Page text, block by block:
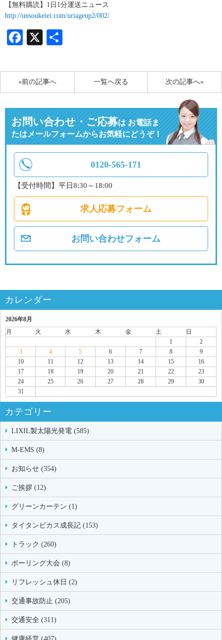
【無料購読】1日1分運送ニュース
http://unsoukeiei.com/uriageup2/002/
Facebook
X
«前の記事へ 次の記事へ»
一覧へ戻る
お問い合わせ・ご応募はお電話ま
たはメールフォームからお気軽にどうぞ！
0120-565-171
【受付時間】平日8:30～18:00
求人応募フォーム
お問い合わせフォーム
カレンダー
2026年8月
月
火 水 木 金 土
日
1
2
3
4 5 6 7 8
9
10
11 12 13 14 15
16
17
18 19 20 21 22
23
24
25 26 27 28 29
30
31
カテゴリー
LIXIL製太陽光発電 (585)
M-EMS (8)
お知らせ (354)
ご挨拶 (12)
グリーンカーテン (1)
タイタンビカス成長記 (153)
トラック (260)
ボーリング大会 (8)
リフレッシュ休日 (2)
交通事故防止 (205)
交通安全 (311)